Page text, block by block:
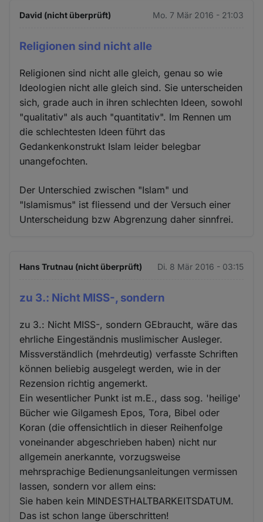
David (nicht überprüft) Mo. 7 Mär 2016 - 21:03
Religionen sind nicht alle
Religionen sind nicht alle gleich, genau so wie
Ideologien nicht alle gleich sind. Sie unterscheiden
sich, grade auch in ihren schlechten Ideen, sowohl
"qualitativ" als auch "quantitativ". Im Rennen um
die schlechtesten Ideen führt das
Gedankenkonstrukt Islam leider belegbar
unangefochten.
Der Unterschied zwischen "Islam" und
"Islamismus" ist fliessend und der Versuch einer
Unterscheidung bzw Abgrenzung daher sinnfrei.
Hans Trutnau (nicht überprüft) Di. 8 Mär 2016 - 03:15
zu 3.: Nicht MISS-, sondern
zu 3.: Nicht MISS-, sondern GEbraucht, wäre das
ehrliche Eingeständnis muslimischer Ausleger.
Missverständlich (mehrdeutig) verfasste Schriften
können beliebig ausgelegt werden, wie in der
Rezension richtig angemerkt.
Ein wesentlicher Punkt ist m.E., dass sog. 'heilige'
Bücher wie Gilgamesh Epos, Tora, Bibel oder
Koran (die offensichtlich in dieser Reihenfolge
voneinander abgeschrieben haben) nicht nur
allgemein anerkannte, vorzugsweise
mehrsprachige Bedienungsanleitungen vermissen
lassen, sondern vor allem eins:
Sie haben kein MINDESTHALTBARKEITSDATUM.
Das ist schon lange überschritten!